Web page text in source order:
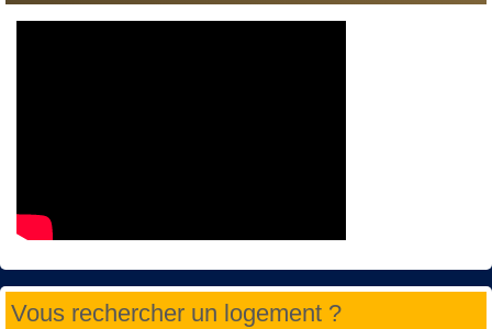
Vous rechercher un logement ?